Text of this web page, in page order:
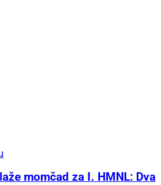
momčad za I. HMNL: Dva